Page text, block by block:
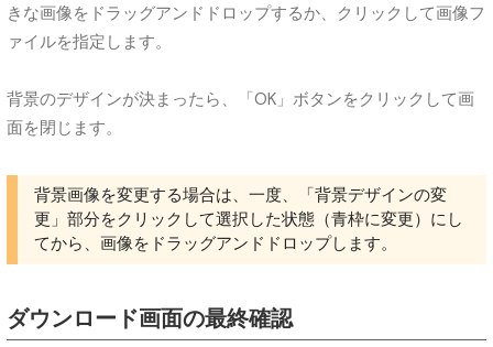
きな画像をドラッグアンドドロップするか、クリックして画像フ
ァイルを指定します。
背景のデザインが決まったら、「OK」ボタンをクリックして画
面を閉じます。
背景画像を変更する場合は、一度、「背景デザインの変
更」部分をクリックして選択した状態（青枠に変更）にし
てから、画像をドラッグアンドドロップします。
ダウンロード画面の最終確認